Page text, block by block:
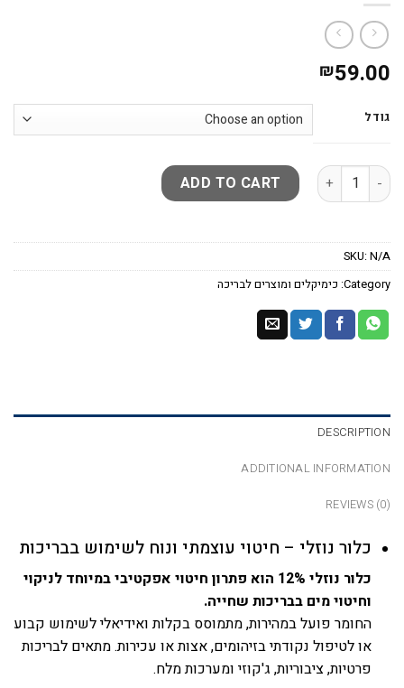
₪59.00
גודל
ADD TO CART
SKU:N/A
Category: כימיקלים ומוצרים לבריכה
DESCRIPTION
ADDITIONAL INFORMATION
REVIEWS (0)
כלור נוזלי – חיטוי עוצמתי ונוח לשימוש בבריכות
כלור נוזלי 12% הוא פתרון חיטוי אפקטיבי במיוחד לניקוי
וחיטוי מים בבריכות שחייה.
החומר פועל במהירות, מתמוסס בקלות ואידיאלי לשימוש קבוע
או לטיפול נקודתי בזיהומים, אצות או עכירות. מתאים לבריכות
פרטיות, ציבוריות, ג'קוזי ומערכות מלח.